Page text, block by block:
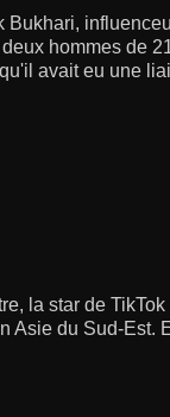
hommes de
avait eu une
la star de
Asie du Sud-Est.